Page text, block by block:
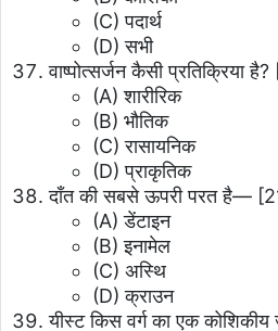
(C) पदार्थ
(D) सभी
वाष्पोत्सर्जन कैसी प्रतिक्रिया
(A) शारीरिक
(B) भौतिक
(C) रासायनिक
(D) प्राकृतिक
दाँत की सबसे ऊपरी परत है—
(A) डेंटाइन
(B) इनामेल
(C) अस्थि
(D) क्राउन
यीस्ट किस वर्ग का एक